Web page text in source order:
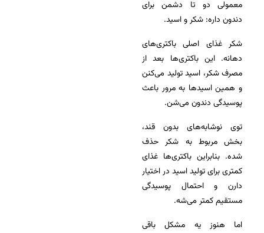
معمولی دو تا دشمن برای
دندون داره: شکر و اسید.
شکر غذای اصلی باکتری‌های
دهانه. این باکتری‌ها بعد از
مصرف شکر، اسید تولید می‌کنن
و همین اسیدها به مرور باعث
پوسیدگی دندون می‌شن.
توی نوشابه‌های بدون قند،
بخش مربوط به شکر حذف
شده. بنابراین باکتری‌ها غذای
کمتری برای تولید اسید در اختیار
دارن و احتمال پوسیدگی
مستقیم کمتر می‌شه.
اما هنوز یه مشکل باقی